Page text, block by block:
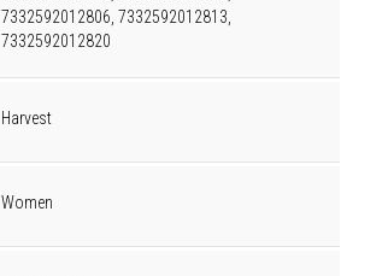
7332592012806, 7332592012813,
7332592012820
Harvest
Women